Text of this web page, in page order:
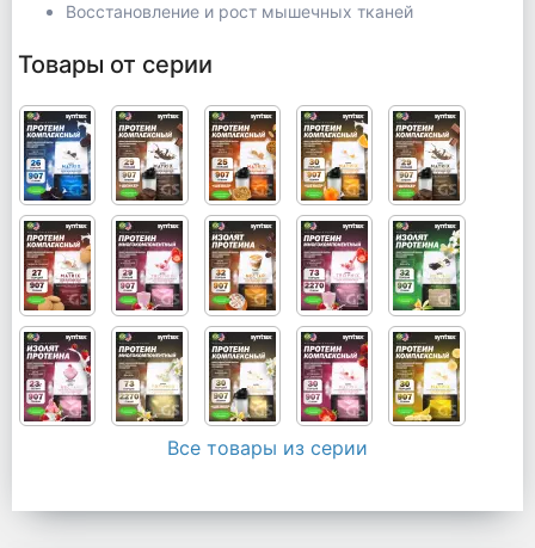
Восстановление и рост мышечных тканей
Товары от серии
Все товары из серии